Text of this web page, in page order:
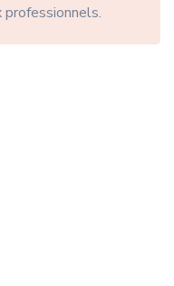
professionnels.